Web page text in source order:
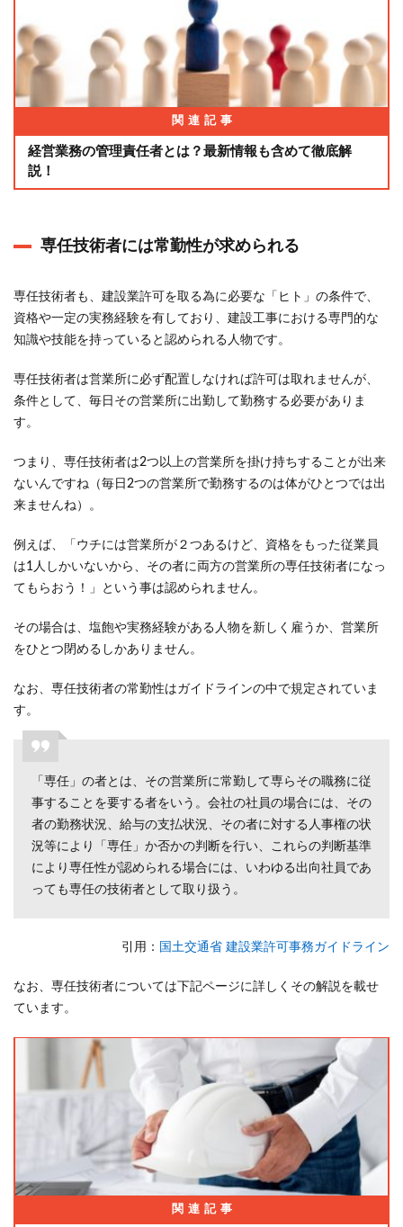
事業
主の
康保
健で
4.3
主の
者の
は国
民健
険と
確定
4.4
就任
直後
員の
場合
は賃
帳な
どで
4.5
直後
の従
の場
合は
賃金
台帳
など
で代
場合
は出
令の
常勤
関連記事
経営業務の管理責任者とは？最新情報も含めて徹底解
説！
専任技術者には常勤性が求められる
専任技術者も、建設業許可を取る為に必要な「ヒト」の条件で、
資格や一定の実務経験を有しており、建設工事における専門的な
知識や技能を持っていると認められる人物です。
専任技術者は営業所に必ず配置しなければ許可は取れませんが、
条件として、毎日その営業所に出勤して勤務する必要がありま
す。
つまり、専任技術者は2つ以上の営業所を掛け持ちすることが出来
ないんですね（毎日2つの営業所で勤務するのは体がひとつでは出
来ませんね）。
例えば、「ウチには営業所が２つあるけど、資格をもった従業員
は1人しかいないから、その者に両方の営業所の専任技術者になっ
てもらおう！」という事は認められません。
その場合は、塩飽や実務経験がある人物を新しく雇うか、営業所
をひとつ閉めるしかありません。
なお、専任技術者の常勤性はガイドラインの中で規定されていま
す。
「専任」の者とは、その営業所に常勤して専らその職務に従
事することを要する者をいう。会社の社員の場合には、その
者の勤務状況、給与の支払状況、その者に対する人事権の状
況等により「専任」か否かの判断を行い、これらの判断基準
により専任性が認められる場合には、いわゆる出向社員であ
っても専任の技術者として取り扱う。
引用 ： 国土交通省 建設業許可事務ガイドライン
なお、専任技術者については下記ページに詳しくその解説を載せ
ています。
関連記事